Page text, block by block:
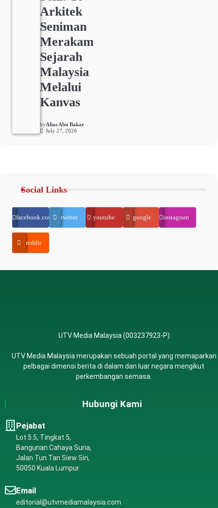
Arkitek
Seniman
Merakam
Sejarah
Malaysia
Melalui
Kanvas
byAlias Abu Bakar
July 27, 2026
Social Links
facebook.com twitter youtube google instagram
reddit
UTV Media Malaysia (003237923-P)
UTV Media Malaysia merupakan sebuah portal yang memaparkan
pelbagai dimensi berita di dalam dan luar negara mengikut
perkembangan semasa.
Hubungi Kami
Pejabat
Lot 5.5, Tingkat 5,
Bangunan Cahaya Suria,
Jalan Tun Tan Siew Sin,
50050 Kuala Lumpur
Email
editorial@utvmediamalaysia.com